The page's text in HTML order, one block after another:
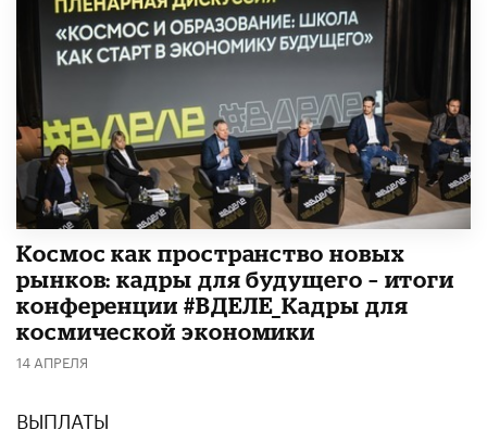
Космос как пространство новых
рынков: кадры для будущего – итоги
конференции #ВДЕЛЕ_Кадры для
космической экономики
14 АПРЕЛЯ
ВЫПЛАТЫ